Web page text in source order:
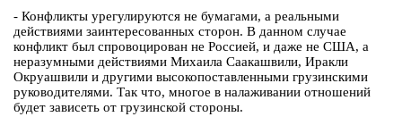
- Конфликты урегулируются не бумагами, а реальными
действиями заинтересованных сторон. В данном случае
конфликт был спровоцирован не Россией, и даже не США, а
неразумными действиями Михаила Саакашвили, Иракли
Окруашвили и другими высокопоставленными грузинскими
руководителями. Так что, многое в налаживании отношений
будет зависеть от грузинской стороны.